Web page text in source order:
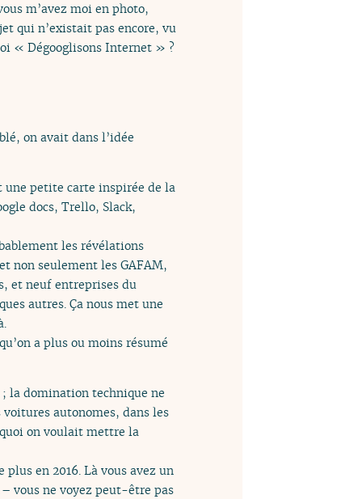
m’avez moi en photo,
qui n’existait pas encore, vu
« Dégooglisons Internet » ?
on avait dans l’idée
petite carte inspirée de la
docs, Trello, Slack,
les révélations
non seulement les GAFAM,
et neuf entreprises du
autres. Ça nous met une
a plus ou moins résumé
; la domination technique ne
autonomes, dans les
quoi on voulait mettre la
en 2016. Là vous avez un
vous ne voyez peut-être pas